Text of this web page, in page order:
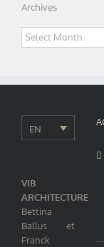
Archives
Archives
EN
VIB
ARCHITECTURE
Bettina
Ballus et
Franck